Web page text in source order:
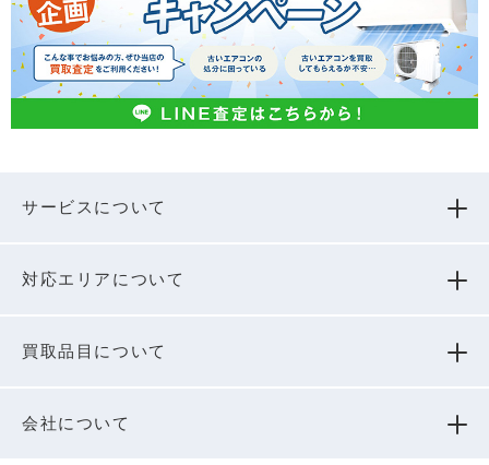
サービスについて
対応エリアについて
買取品⽬について
会社について